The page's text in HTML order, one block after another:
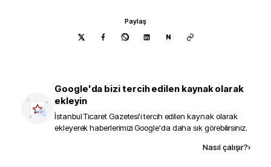
Paylaş
N
Google'da bizi tercih edilen kaynak olarak
ekleyin
İstanbul Ticaret Gazetesi'i tercih edilen kaynak olarak
ekleyerek haberlerimizi Google'da daha sık görebilirsiniz.
Nasıl çalışır?›